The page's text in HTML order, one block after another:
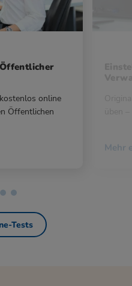
online
Öffentlichen
Mehr
Tests